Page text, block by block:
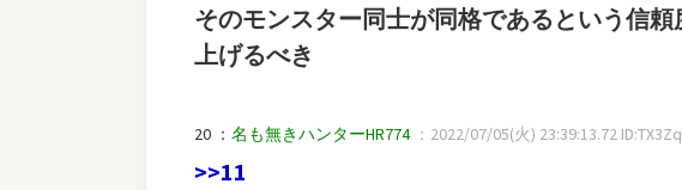
そのモンスター同士が同格であるという信
上げるべき
20 ： 名も無きハンターHR774 ：2022/07/05(火) 23:39:13.72
>>11